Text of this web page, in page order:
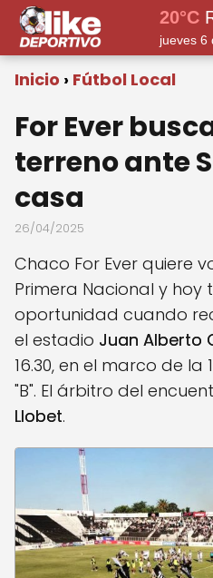
20°C
jueves 6
Inicio Fútbol Local
For Ever
terreno ante
casa
26/04/2025
Chaco For Ever quiere
Primera Nacional y
oportunidad cuando
el estadio Juan Alberto
16.30, en el marco de la
"B". El árbitro del
Llobet.